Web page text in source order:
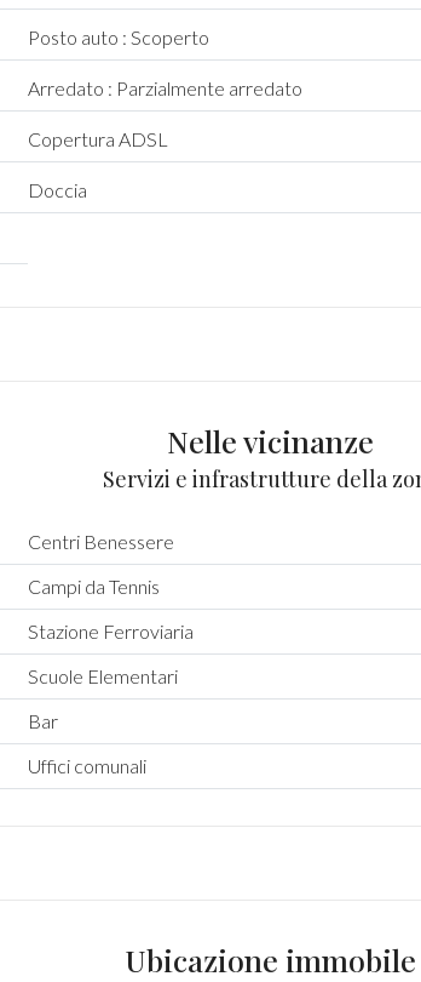
Posto auto : Scoperto
Arredato : Parzialmente arredato
Copertura ADSL
Doccia
Nelle vicinanze
Servizi e infrastrutture della
Centri Benessere
Campi da Tennis
Stazione Ferroviaria
Scuole Elementari
Bar
Uffici comunali
Ubicazione immobile